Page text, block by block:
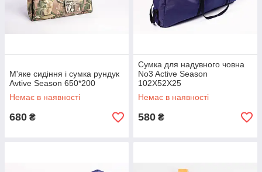
М'яке сидіння і сумка рундук
Avtive Season 650*200
Немає в наявності
680 ₴
Сумка для надувного човна
No3 Active Season
102Х52Х25
Немає в наявності
580 ₴